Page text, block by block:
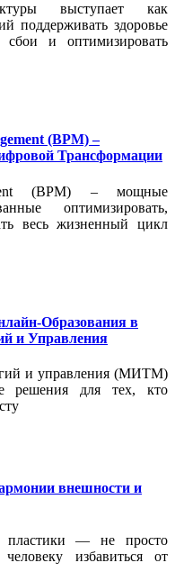
выступает как
поддерживать здоровье
сбои и оптимизировать
(BPM) –
Трансформации
(BPM) – мощные
оптимизировать,
весь жизненный цикл
Образования в
и Управления
и управления (МИТМ)
решения для тех, кто
внешности и
пластики — не просто
избавиться от